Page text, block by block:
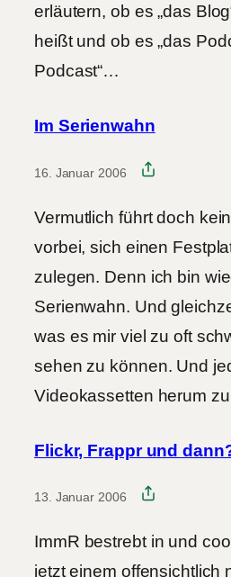
erläutern, ob es „das
heißt und ob es „das
Podcast“…
Im Serienwahn
16. Januar 2006
Vermutlich führt doch
vorbei, sich einen
zulegen. Denn ich bin
Serienwahn. Und
was es mir viel zu oft
sehen zu können. Und
Videokassetten herum
Flickr, Frappr und
13. Januar 2006
ImmR bestrebt in und
jetzt einem offensichtlich